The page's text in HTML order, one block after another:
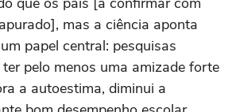
mas a ciência aponta
papel central: pesquisas
pelo menos uma amizade forte
a autoestima, diminui a